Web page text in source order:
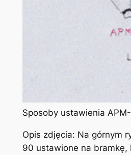
Sposoby ustawienia
Opis zdjęcia: Na górnym
90 ustawione na bramkę,